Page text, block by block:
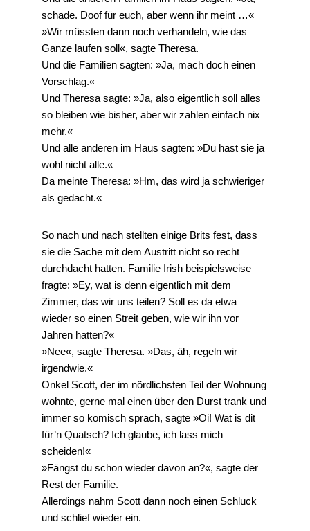
schade. Doof für euch, aber wenn ihr meint …«
»Wir müssten dann noch verhandeln, wie das
Ganze laufen soll«, sagte Theresa.
Und die Familien sagten: »Ja, mach doch einen
Vorschlag.«
Und Theresa sagte: »Ja, also eigentlich soll alles
so bleiben wie bisher, aber wir zahlen einfach nix
mehr.«
Und alle anderen im Haus sagten: »Du hast sie ja
wohl nicht alle.«
Da meinte Theresa: »Hm, das wird ja schwieriger
als gedacht.«
So nach und nach stellten einige Brits fest, dass
sie die Sache mit dem Austritt nicht so recht
durchdacht hatten. Familie Irish beispielsweise
fragte: »Ey, wat is denn eigentlich mit dem
Zimmer, das wir uns teilen? Soll es da etwa
wieder so einen Streit geben, wie wir ihn vor
Jahren hatten?«
»Nee«, sagte Theresa. »Das, äh, regeln wir
irgendwie.«
Onkel Scott, der im nördlichsten Teil der Wohnung
wohnte, gerne mal einen über den Durst trank und
immer so komisch sprach, sagte »Oi! Wat is dit
für’n Quatsch? Ich glaube, ich lass mich
scheiden!«
»Fängst du schon wieder davon an?«, sagte der
Rest der Familie.
Allerdings nahm Scott dann noch einen Schluck
und schlief wieder ein.